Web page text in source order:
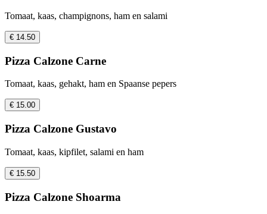
Tomaat, kaas, champignons, ham en salami
€ 14.50
Pizza Calzone Carne
Tomaat, kaas, gehakt, ham en Spaanse pepers
€ 15.00
Pizza Calzone Gustavo
Tomaat, kaas, kipfilet, salami en ham
€ 15.50
Pizza Calzone Shoarma